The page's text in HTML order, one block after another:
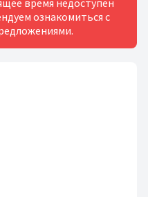
время недоступен
ознакомиться с